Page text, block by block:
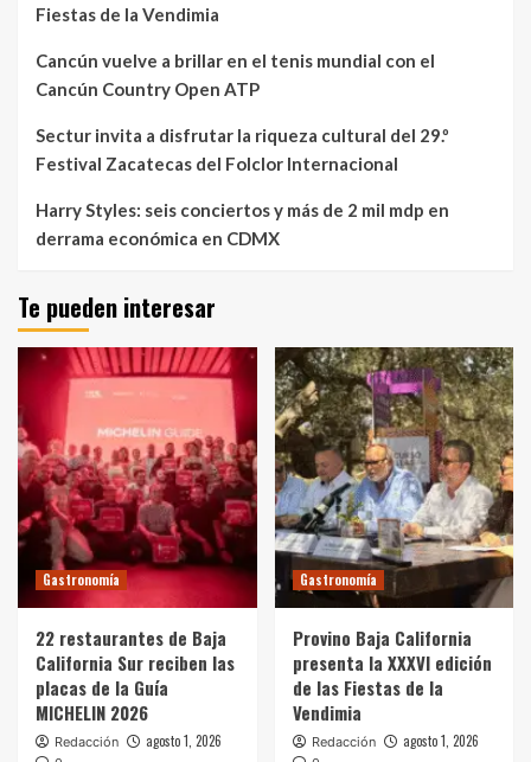
Fiestas de la Vendimia
Cancún vuelve a brillar en el tenis mundial con el
Cancún Country Open ATP
Sectur invita a disfrutar la riqueza cultural del 29.º
Festival Zacatecas del Folclor Internacional
Harry Styles: seis conciertos y más de 2 mil mdp en
derrama económica en CDMX
Te pueden interesar
Gastronomía
22 restaurantes de Baja
California Sur reciben las
placas de la Guía
MICHELIN 2026
Redacción agosto 1, 2026
Gastronomía
Provino Baja California
presenta la XXXVI edición
de las Fiestas de la
Vendimia
Redacción agosto 1, 2026